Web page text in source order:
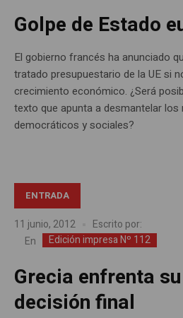
Golpe de Estado
El gobierno francés ha anunciado
tratado presupuestario de la UE si
crecimiento económico. ¿Será
texto que apunta a desmantelar
democráticos y sociales?
ENTRADA
11 junio, 2012
Escrito por:
En
Edición impresa Nº 112
Grecia enfrenta
decisión final